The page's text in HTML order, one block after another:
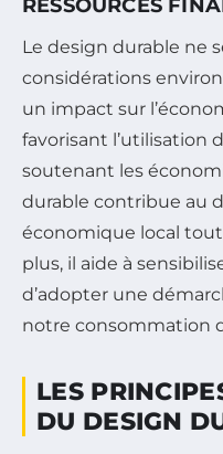
RESSOURCES
Le design durable ne
considérations
un impact sur
favorisant l’utilisation
soutenant les
durable contribue au
économique local
plus, il aide à
d’adopter une
notre consommation
LES
DU DESIGN